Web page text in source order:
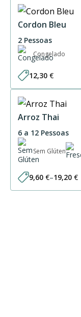
Cordon Bleu
2 Pessoas
Congelado
12,30 €
Arroz Thai
6 a 12 Pessoas
Sem Glúten
9,60 €–19,20 €
Price
range: